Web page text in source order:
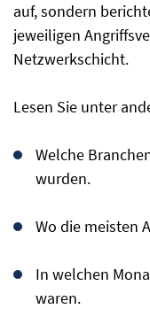
auf, sondern
jeweiligen
Netzwerkschicht.
Lesen Sie unter
Welche
wurden.
Wo die meisten
In welchen
waren.